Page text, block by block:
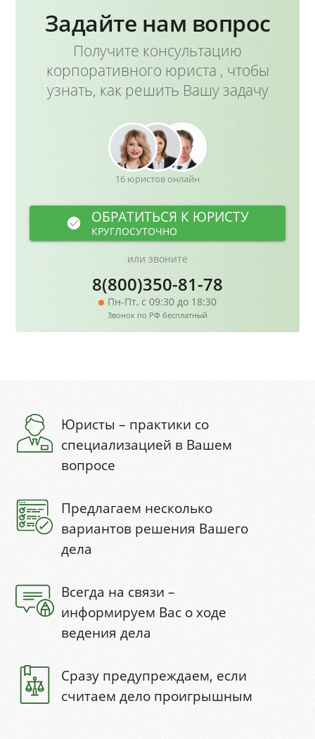
Задайте нам вопрос
Получите консультацию
корпоративного юриста , чтобы
узнать, как решить Вашу задачу
16 юристов онлайн
ОБРАТИТЬСЯ К ЮРИСТУ
КРУГЛОСУТОЧНО
или звоните
8(800)350-81-78
Пн-Пт, с 09:30 до 18:30
Звонок по РФ бесплатный
Юристы – практики со
специализацией в Вашем
вопросе
Предлагаем несколько
вариантов решения Вашего
дела
Всегда на связи –
информируем Вас о ходе
ведения дела
Сразу предупреждаем, если
считаем дело проигрышным